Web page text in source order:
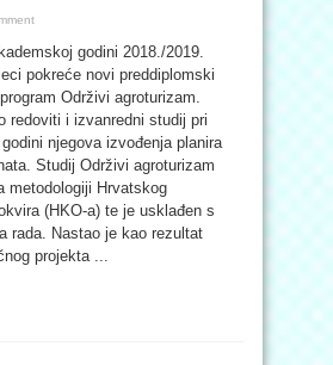
godini 2018./2019.
pokreće novi preddiplomski
Održivi agroturizam.
redoviti i izvanredni studij pri
njegova izvođenja planira
Studij Održivi agroturizam
metodologiji Hrvatskog
(HKO-a) te je usklađen s
rada. Nastao je kao rezultat
projekta ...